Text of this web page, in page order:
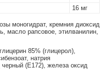
16 мг
моногидрат, кремния диоксид
масло рапсовое, этилванилин,
85% (глицерол),
натрия
черный (Е172), железа оксид